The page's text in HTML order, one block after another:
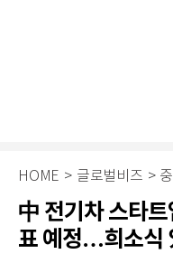
HOME > 글로벌비즈 >
中 전기차 스타
표 예정…희소식